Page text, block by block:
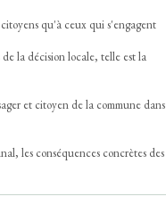
qu'à ceux qui s'engagent
la décision locale, telle est la
et citoyen de la commune dans
les conséquences concrètes des